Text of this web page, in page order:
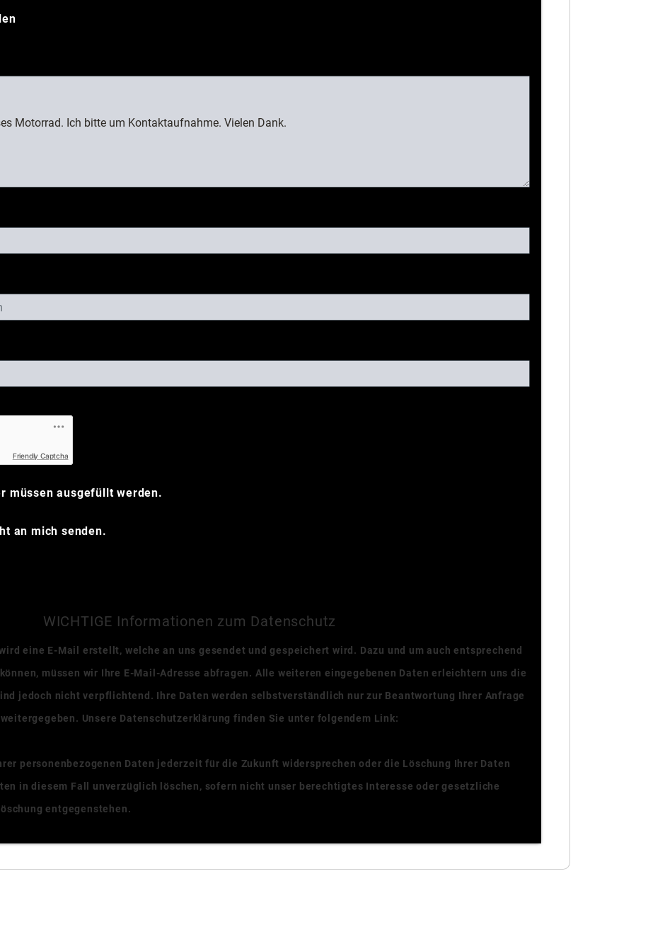
Friendly Captcha
müssen ausgefüllt werden.
an mich senden.
WICHTIGE Informationen zum Datenschutz
eine E-Mail erstellt, welche an uns gesendet und gespeichert wird. Dazu und um auch entsprechend
müssen wir Ihre E-Mail-Adresse abfragen. Alle weiteren eingegebenen Daten erleichtern uns die
jedoch nicht verpflichtend. Ihre Daten werden selbstverständlich nur zur Beantwortung Ihrer Anfrage
Unsere Datenschutzerklärung finden Sie unter folgendem Link:
personenbezogenen Daten jederzeit für die Zukunft widersprechen oder die Löschung Ihrer Daten
in diesem Fall unverzüglich löschen, sofern nicht unser berechtigtes Interesse oder gesetzliche
entgegenstehen.